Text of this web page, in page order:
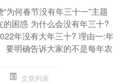
“为何春节没有年三十一”主题
的困惑 为什么会没有年三十?
年没有大年三十? 理由一:年
要明确告诉大家的不是每年农
文章列表